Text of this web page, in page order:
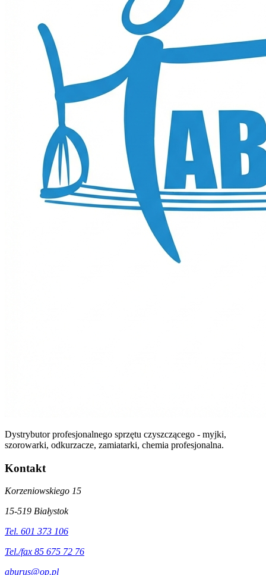
Dystrybutor profesjonalnego sprzętu czyszczącego - myjki,
szorowarki, odkurzacze, zamiatarki, chemia profesjonalna.
Kontakt
Korzeniowskiego 15
15-519 Białystok
Tel. 601 373 106
Tel./fax 85 675 72 76
aburus@op.pl